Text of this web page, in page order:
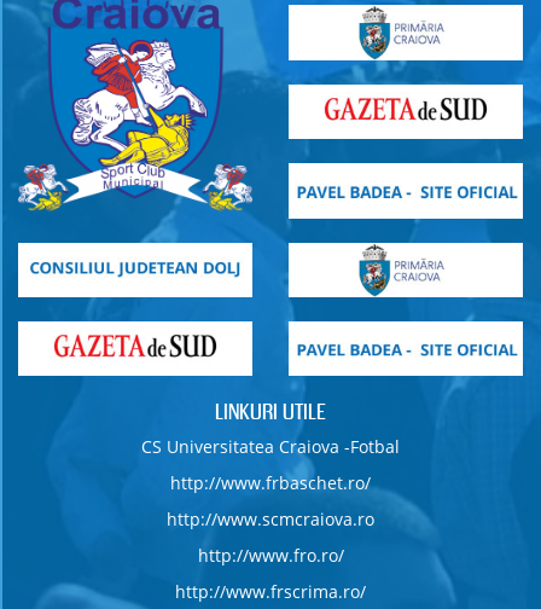
LINKURI UTILE
CS Universitatea Craiova -Fotbal
http://www.frbaschet.ro/
http://www.scmcraiova.ro
http://www.fro.ro/
http://www.frscrima.ro/